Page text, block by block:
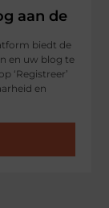
aan de
biedt de
en uw blog te
‘Registreer’
en